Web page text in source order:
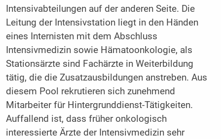
Intensivabteilungen auf der anderen Seite. Die
Leitung der Intensivstation liegt in den Händen
eines Internisten mit dem Abschluss
Intensivmedizin sowie Hämatoonkologie, als
Stationsärzte sind Fachärzte in Weiterbildung
tätig, die die Zusatzausbildungen anstreben. Aus
diesem Pool rekrutieren sich zunehmend
Mitarbeiter für Hintergrunddienst-Tätigkeiten.
Auffallend ist, dass früher onkologisch
interessierte Ärzte der Intensivmedizin sehr